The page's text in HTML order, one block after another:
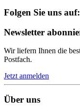
Folgen Sie uns auf:
Newsletter
Wir liefern Ihnen die
Postfach.
Jetzt anmelden
Über uns